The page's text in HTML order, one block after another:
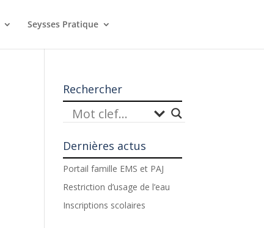
Seysses Pratique
Rechercher
Dernières actus
Portail famille EMS et PAJ
Restriction d’usage de l’eau
Inscriptions scolaires